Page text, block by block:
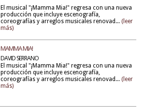
El musical "¡Mamma Mia!" regresa con una nueva
producción que incluye escenografía,
coreografías y arreglos musicales renovad... (leer
más)
MAMMA MIA!
DAVID SERRANO
El musical "¡Mamma Mia!" regresa con una nueva
producción que incluye escenografía,
coreografías y arreglos musicales renovad... (leer
más)